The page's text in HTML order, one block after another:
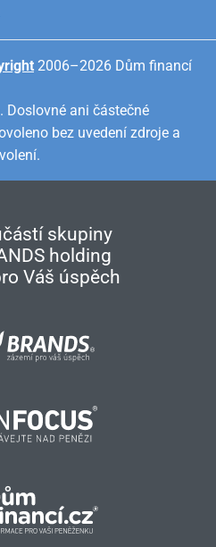
2006–2026 Dům financí
Doslovné ani částečné
bez uvedení zdroje a
skupiny
holding
Váš úspěch